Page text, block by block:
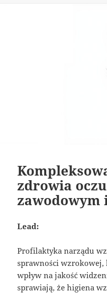
zdrowia
Lead:
Profilaktyka narządu
sprawności wzrokowej,
wpływ na jakość
sprawiają, że higiena